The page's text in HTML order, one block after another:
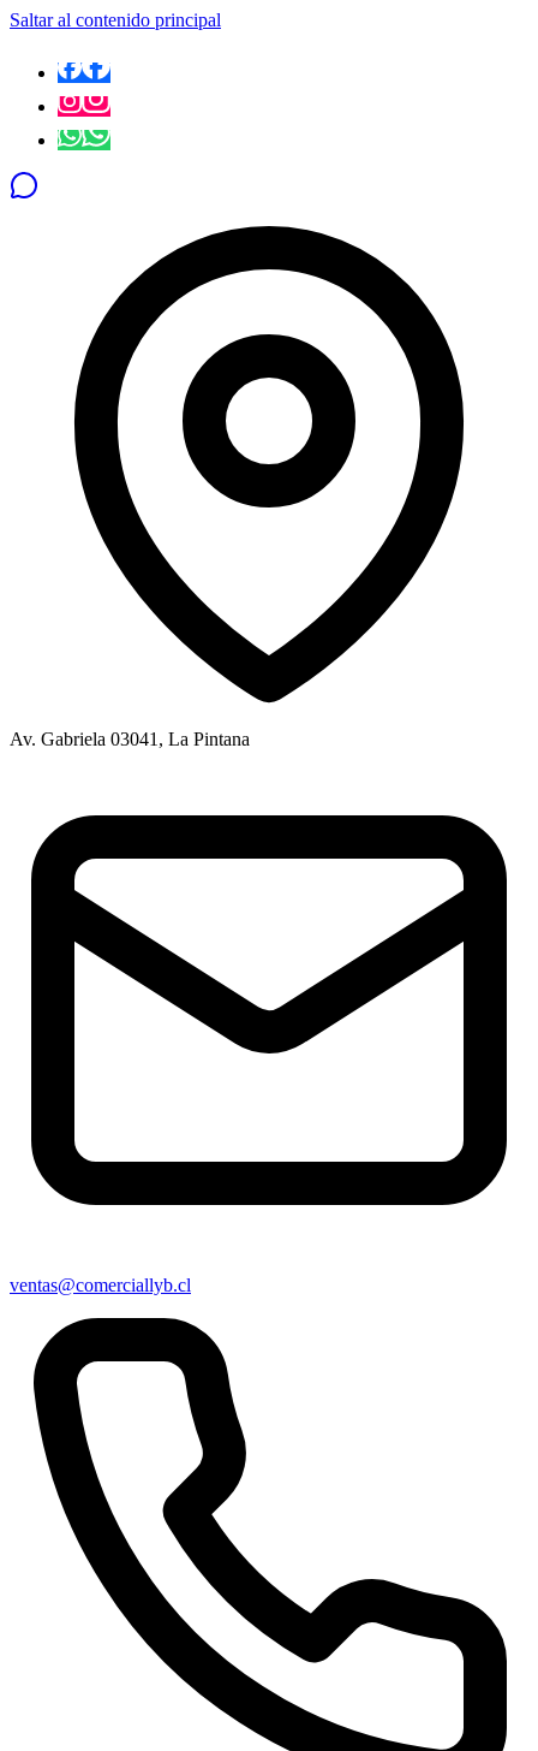
Saltar al contenido principal
Av. Gabriela 03041, La Pintana
ventas@comerciallyb.cl